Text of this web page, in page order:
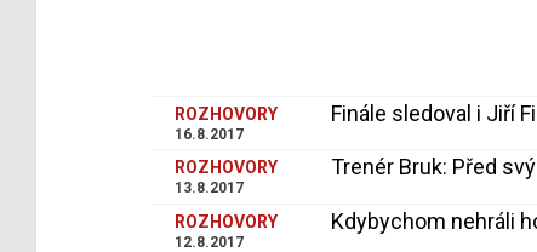
ROZHOVORY
16.8.2017
Finále sledoval i Jiří
ROZHOVORY
13.8.2017
Trenér Bruk: Před
ROZHOVORY
12.8.2017
Kdybychom nehráli